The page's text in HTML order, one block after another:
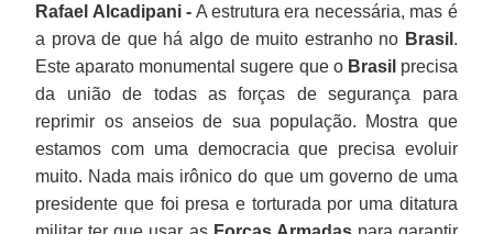
Rafael Alcadipani - A estrutura era necessária, mas é
a prova de que há algo de muito estranho no Brasil .
Este aparato monumental sugere que o Brasil precisa
da união de todas as forças de segurança para
reprimir os anseios de sua população. Mostra que
estamos com uma democracia que precisa evoluir
muito. Nada mais irônico do que um governo de uma
presidente que foi presa e torturada por uma ditatura